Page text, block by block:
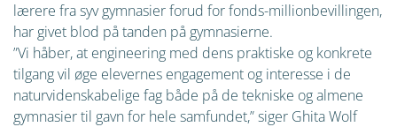
lærere fra syv gymnasier forud for fonds-millionbevillingen,
har givet blod på tanden på gymnasierne.
”Vi håber, at engineering med dens praktiske og konkrete
tilgang vil øge elevernes engagement og interesse i de
naturvidenskabelige fag både på de tekniske og almene
gymnasier til gavn for hele samfundet,” siger Ghita Wolf